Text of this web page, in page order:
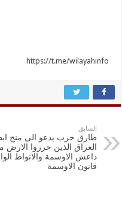
https://t.me/wilayahinfo
السابق
طارق حرب يدعو الى منح
العراق الذين حرروا الارض
داعش الاوسمة والانواط
قانون الاوسمة